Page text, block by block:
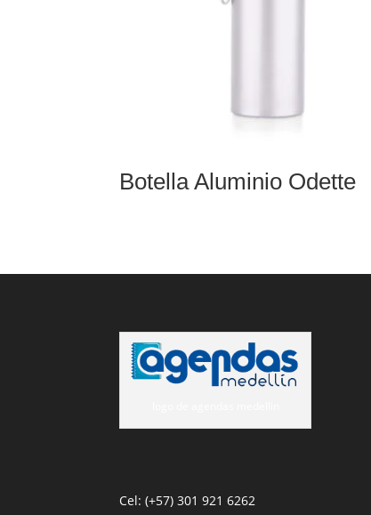
Botella Aluminio Odette
Cel: (+57) 301 921 6262